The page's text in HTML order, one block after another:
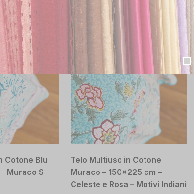
€
Cotone Blu
Muraco S
Telo Multiuso in Cotone
Muraco – 150×225 cm –
Celeste e Rosa – Motivi Indiani